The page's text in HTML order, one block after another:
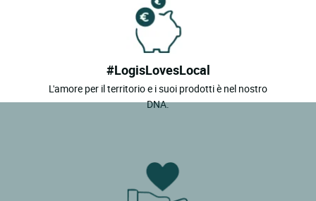
#LogisLovesLocal
L'amore per il territorio e i suoi prodotti è nel nostro
DNA.